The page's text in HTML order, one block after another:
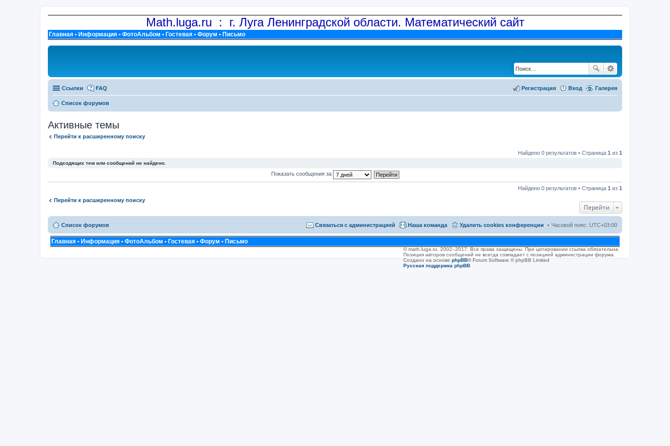
Math.luga.ru : г. Луга Ленинградской области. Математический сайт
Главная • Информация • ФотоАльбом • Гостевая • Форум • Письмо
Ссылки Галерея
FAQ Вход
Регистрация
Список форумов
Активные темы
Перейти к расширенному поиску
Найдено 0 результатов • Страница 1 из 1
Подходящих тем или сообщений не найдено.
Показать сообщения за
Найдено 0 результатов • Страница 1 из 1
Перейти к расширенному поиску
Перейти
Список форумов Часовой пояс: UTC+03:00
Удалить cookies конференции
Наша команда
Связаться с администрацией
Главная • Информация • ФотоАльбом • Гостевая • Форум • Письмо
© math.luga.ru, 2002–2017. Все права защищены. При цитировании ссылка обязательна.
Позиция авторов сообщений не всегда совпадает с позицией администрации форума.
Создано на основе phpBB® Forum Software © phpBB Limited
Русская поддержка phpBB